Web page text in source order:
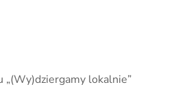
„(Wy)dziergamy lokalnie”